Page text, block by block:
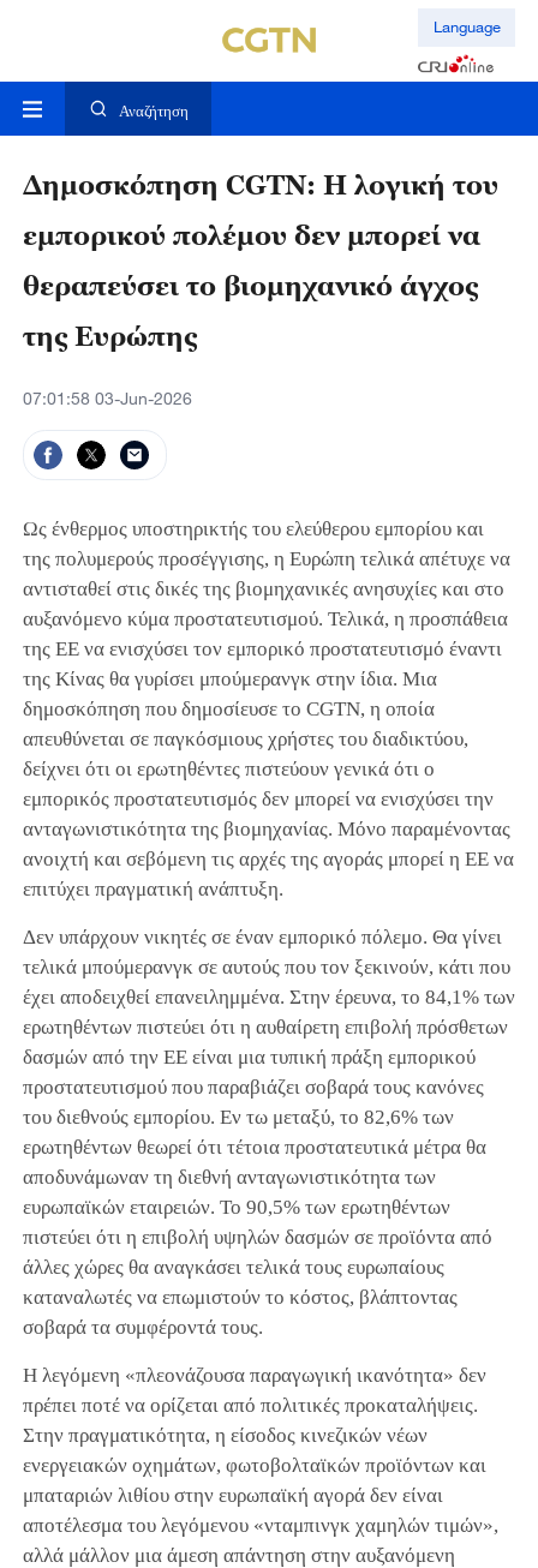
Language
Αναζήτηση
Δημοσκόπηση CGTN: Η λογική του
εμπορικού πολέμου δεν μπορεί να
θεραπεύσει το βιομηχανικό άγχος
της Ευρώπης
07:01:58 03-Jun-2026
Ως ένθερμος υποστηρικτής του ελεύθερου εμπορίου και
της πολυμερούς προσέγγισης, η Ευρώπη τελικά απέτυχε να
αντισταθεί στις δικές της βιομηχανικές ανησυχίες και στο
αυξανόμενο κύμα προστατευτισμού. Τελικά, η προσπάθεια
της ΕΕ να ενισχύσει τον εμπορικό προστατευτισμό έναντι
της Κίνας θα γυρίσει μπούμερανγκ στην ίδια. Μια
δημοσκόπηση που δημοσίευσε το CGTN, η οποία
απευθύνεται σε παγκόσμιους χρήστες του διαδικτύου,
δείχνει ότι οι ερωτηθέντες πιστεύουν γενικά ότι ο
εμπορικός προστατευτισμός δεν μπορεί να ενισχύσει την
ανταγωνιστικότητα της βιομηχανίας. Μόνο παραμένοντας
ανοιχτή και σεβόμενη τις αρχές της αγοράς μπορεί η ΕΕ να
επιτύχει πραγματική ανάπτυξη.
Δεν υπάρχουν νικητές σε έναν εμπορικό πόλεμο. Θα γίνει
τελικά μπούμερανγκ σε αυτούς που τον ξεκινούν, κάτι που
έχει αποδειχθεί επανειλημμένα. Στην έρευνα, το 84,1% των
ερωτηθέντων πιστεύει ότι η αυθαίρετη επιβολή πρόσθετων
δασμών από την ΕΕ είναι μια τυπική πράξη εμπορικού
προστατευτισμού που παραβιάζει σοβαρά τους κανόνες
του διεθνούς εμπορίου. Εν τω μεταξύ, το 82,6% των
ερωτηθέντων θεωρεί ότι τέτοια προστατευτικά μέτρα θα
αποδυνάμωναν τη διεθνή ανταγωνιστικότητα των
ευρωπαϊκών εταιρειών. Το 90,5% των ερωτηθέντων
πιστεύει ότι η επιβολή υψηλών δασμών σε προϊόντα από
άλλες χώρες θα αναγκάσει τελικά τους ευρωπαίους
καταναλωτές να επωμιστούν το κόστος, βλάπτοντας
σοβαρά τα συμφέροντά τους.
Η λεγόμενη «πλεονάζουσα παραγωγική ικανότητα» δεν
πρέπει ποτέ να ορίζεται από πολιτικές προκαταλήψεις.
Στην πραγματικότητα, η είσοδος κινεζικών νέων
ενεργειακών οχημάτων, φωτοβολταϊκών προϊόντων και
μπαταριών λιθίου στην ευρωπαϊκή αγορά δεν είναι
αποτέλεσμα του λεγόμενου «νταμπινγκ χαμηλών τιμών»,
αλλά μάλλον μια άμεση απάντηση στην αυξανόμενη